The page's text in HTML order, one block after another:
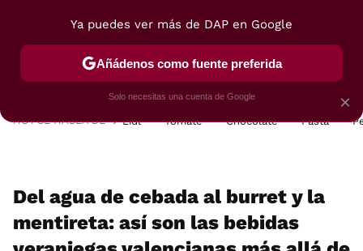
POSTRES VIAJES SELECCIÓN VEGUI
HOY SE HABLA DE Lidl Tomate Chocolate Pasta
Del agua de cebada al burret y la
mentireta: así son las bebidas
×
Ya puedes ver más de DAP en Google
Añádenos como fuente preferida
Solo necesitas una cuenta de Google